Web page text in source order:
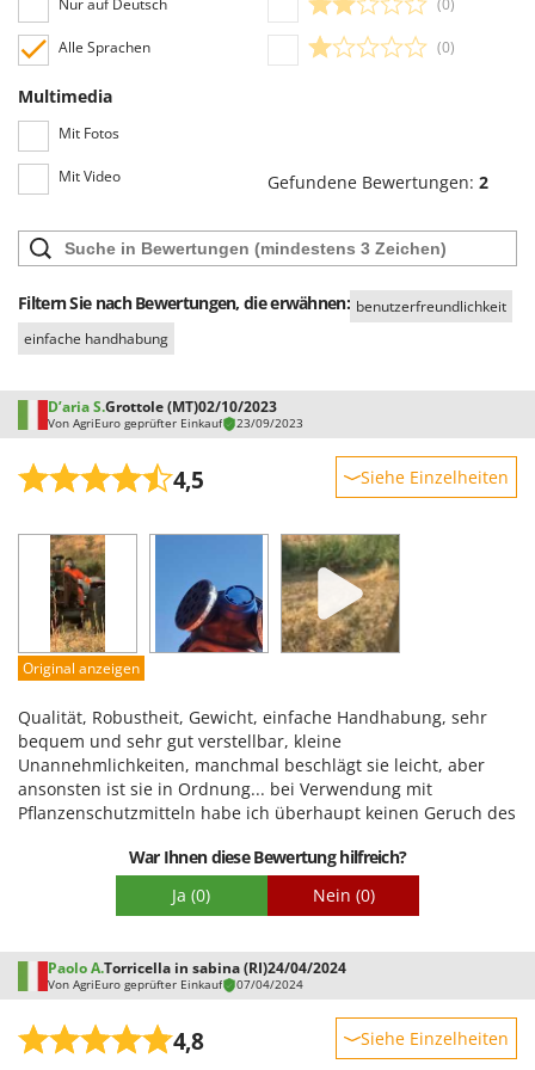
Mowox
MTD
N
New O.M.R.A.
Novatec
Novital
NuAir
NuovaFac
O
Officine Savioli
Oliviero
Olix
Omas
Ompagrill
Ooni
Oriental Koshin
P
Palazzetti
Palumbo Pavi
Paterlini
Prismafood
R
R.G.V.
Nur auf Deutsch
Alle Sprachen
Multimedia
Mit Fotos
Mit Video
(0)
(0)
Gefundene Bewertungen: 2
Filtern Sie nach Bewertungen, die erwähnen: benutzerfreundlichkeit
einfache handhabung
D’aria S.Grottole (MT)02/10/2023
Von AgriEuro geprüfter Einkauf 23/09/2023
4,5 Siehe Einzelheiten
Leistung
Benutzerfreundlichkeit
Qualität / Preis
Schwierigkeitsgrad Zusammenbau
Original anzeigen
Qualität, Robustheit, Gewicht, einfache Handhabung, sehr
bequem und sehr gut verstellbar, kleine
Unannehmlichkeiten, manchmal beschlägt sie leicht, aber
ansonsten ist sie in Ordnung... bei Verwendung mit
Pflanzenschutzmitteln habe ich überhaupt keinen Geruch des
War Ihnen diese Bewertung hilfreich?
Ja (0) Nein (0)
Paolo A.Torricella in sabina (RI)24/04/2024
Von AgriEuro geprüfter Einkauf 07/04/2024
4,8 Siehe Einzelheiten